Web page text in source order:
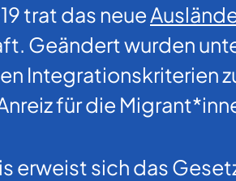
trat das neue
Geändert wurden
Integrationskriterien
für die
erweist sich das